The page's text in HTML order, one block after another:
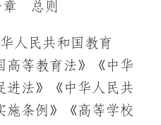
章 总则
人民共和国教育
高等教育法》《中华
进法》《中华人民共
施条例》《高等学校